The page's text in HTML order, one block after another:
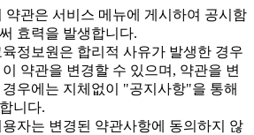
관은 서비스 메뉴에 게시하여 공시함
효력을 발생합니다.
정보원은 합리적 사유가 발생한 경우
이 약관을 변경할 수 있으며, 약관을 변
경우에는 지체없이 "공지사항"을 통해
니다.
자는 변경된 약관사항에 동의하지 않